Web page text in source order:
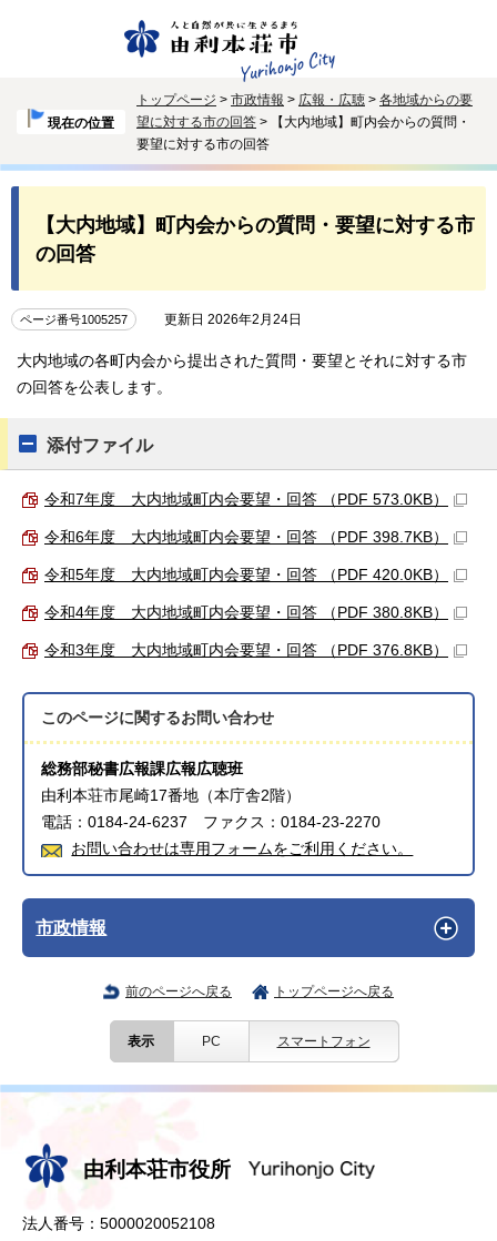
現在の位置
トップページ > 市政情報 > 広報・広聴 > 各地域からの要
望に対する市の回答 > 【大内地域】町内会からの質問・
要望に対する市の回答
【大内地域】町内会からの質問・要望に対する市
の回答
ページ番号1005257 更新日 2026年2月24日
大内地域の各町内会から提出された質問・要望とそれに対する市
の回答を公表します。
添付ファイル
令和7年度 大内地域町内会要望・回答 （PDF 573.0KB）
令和6年度 大内地域町内会要望・回答 （PDF 398.7KB）
令和5年度 大内地域町内会要望・回答 （PDF 420.0KB）
令和4年度 大内地域町内会要望・回答 （PDF 380.8KB）
令和3年度 大内地域町内会要望・回答 （PDF 376.8KB）
このページに関するお問い合わせ
総務部秘書広報課広報広聴班
由利本荘市尾崎17番地（本庁舎2階）
電話：0184-24-6237 ファクス：0184-23-2270
お問い合わせは専用フォームをご利用ください。
市政情報
前のページへ戻る トップページへ戻る
表示 PC スマートフォン
由利本荘市役所
法人番号：5000020052108